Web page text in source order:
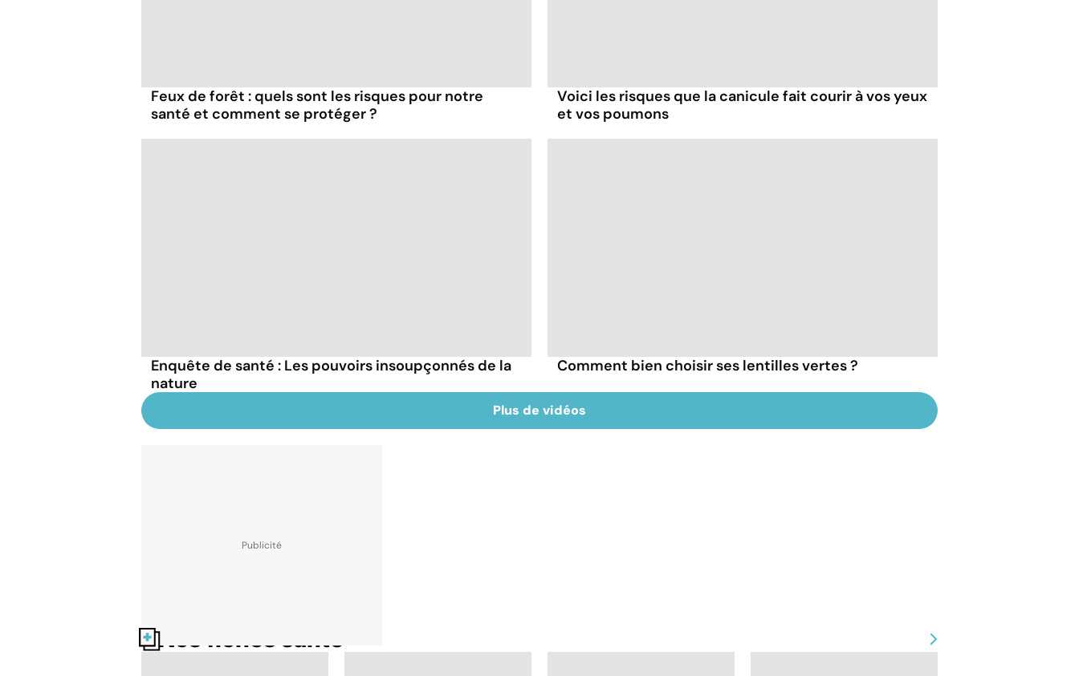
Feux de forêt : quels sont les risques pour notre
santé et comment se protéger ?
Voici les risques que la canicule fait courir à vos yeux
et vos poumons
Enquête de santé : Les pouvoirs insoupçonnés de la
nature
Comment bien choisir ses lentilles vertes ?
Plus de vidéos
Nos fiches santé